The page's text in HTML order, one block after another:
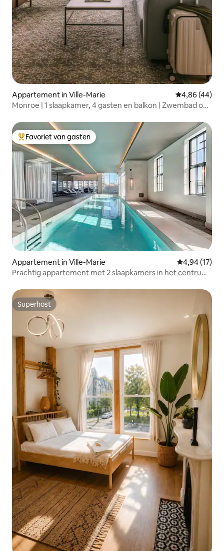
Appartement in Ville-Marie Gemiddelde
4,86 (44)
Monroe | 1 slaapkamer, 4 gasten en balkon | Zwembad op
Topfavoriet van gasten
Favoriet van gasten
Appartement in Ville-Marie Gemiddelde
4,94 (17)
Prachtig appartement met 2 slaapkamers in het centrum,
Superhost
Superhost